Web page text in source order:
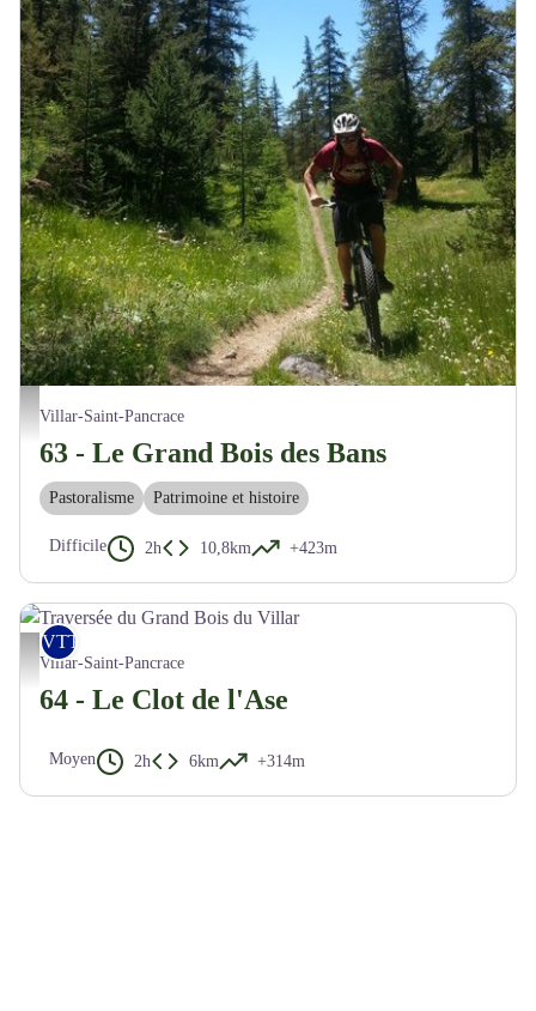
Vététiste en forêt - M. Buffet
Villar-Saint-Pancrace
63 - Le Grand Bois des Bans
Pastoralisme Patrimoine et histoire
Difficile 2h 10,8km +423m
Traversée du Grand Bois du Villar - M. Buffet
VTT
Villar-Saint-Pancrace
64 - Le Clot de l'Ase
Moyen 2h 6km +314m